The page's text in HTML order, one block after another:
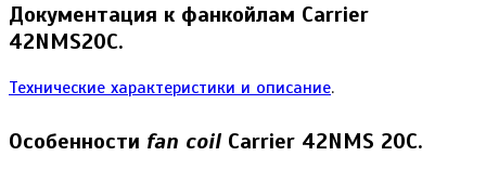
Документация к фанкойлам Carrier
42NMS20C.
Технические характеристики и описание.
Особенности fan coil Carrier 42NMS 20C.